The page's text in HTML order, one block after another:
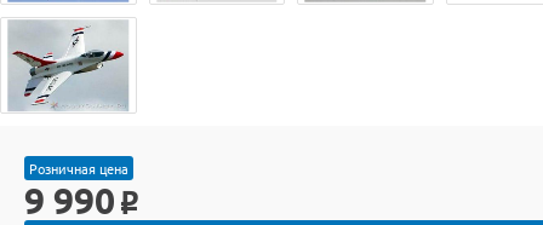
Розничная цена
9 990 o